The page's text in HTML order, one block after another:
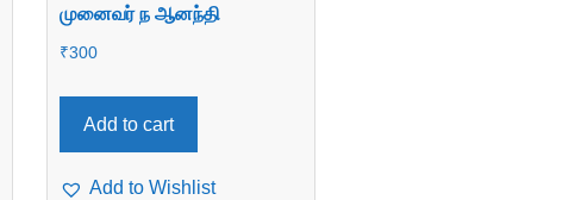
முனைவர் ந ஆனந்தி
₹300
Add to cart
Add to Wishlist